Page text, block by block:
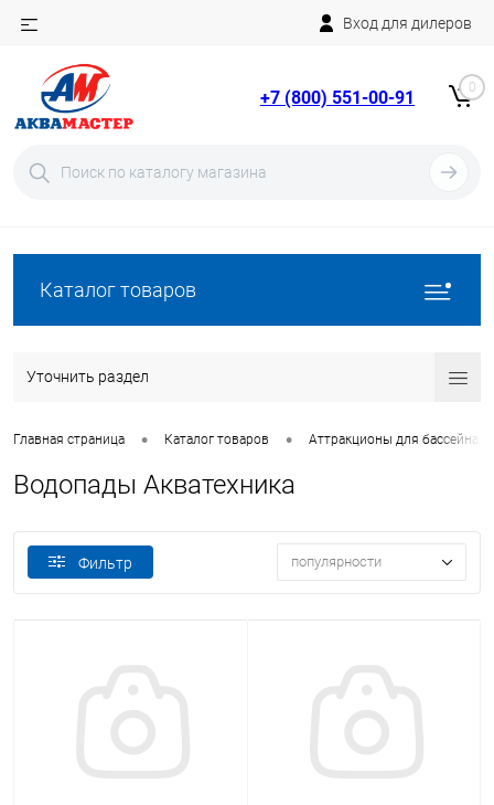
Вход для дилеров
+7 (800) 551-00-91 0
Каталог товаров
Уточнить раздел
Главная страница • Каталог товаров • Аттракционы для бассейна
Водопады Акватехника
Фильтр популярности